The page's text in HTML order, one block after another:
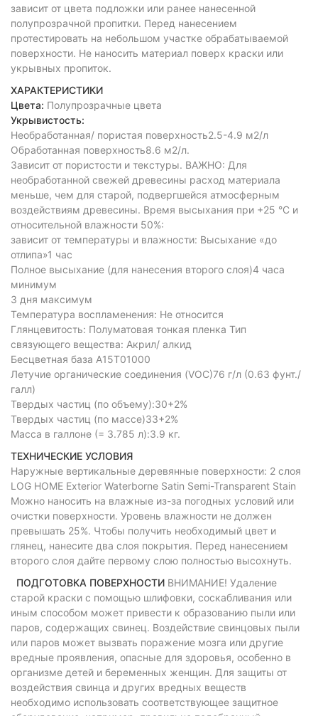
зависит от цвета подложки или ранее нанесенной
полупрозрачной пропитки. Перед нанесением
протестировать на небольшом участке обрабатываемой
поверхности. Не наносить материал поверх краски или
укрывных пропиток.
ХАРАКТЕРИСТИКИ
Цвета: Полупрозрачные цвета
Укрывистость:
Необработанная/ пористая поверхность2.5-4.9 м2/л
Обработанная поверхность8.6 м2/л.
Зависит от пористости и текстуры. ВАЖНО: Для
необработанной свежей древесины расход материала
меньше, чем для старой, подвергшейся атмосферным
воздействиям древесины. Время высыхания при +25 °C и
относительной влажности 50%:
зависит от температуры и влажности: Высыхание «до
отлипа»1 час
Полное высыхание (для нанесения второго слоя)4 часа
минимум
3 дня максимум
Температура воспламенения: Не относится
Глянцевитость: Полуматовая тонкая пленка Тип
связующего вещества: Акрил/ алкид
Бесцветная база А15Т01000
Летучие органические соединения (VOC)76 г/л (0.63 фунт./
галл)
Твердых частиц (по объему):30+2%
Твердых частиц (по массе)33+2%
Масса в галлоне (= 3.785 л):3.9 кг.
ТЕХНИЧЕСКИЕ УСЛОВИЯ
Наружные вертикальные деревянные поверхности: 2 слоя
LOG HOME Exterior Waterborne Satin Semi-Transparent Stain
Можно наносить на влажные из-за погодных условий или
очистки поверхности. Уровень влажности не должен
превышать 25%. Чтобы получить необходимый цвет и
глянец, нанесите два слоя покрытия. Перед нанесением
второго слоя дайте первому слою полностью высохнуть.
ПОДГОТОВКА ПОВЕРХНОСТИ ВНИМАНИЕ! Удаление
старой краски с помощью шлифовки, соскабливания или
иным способом может привести к образованию пыли или
паров, содержащих свинец. Воздействие свинцовых пыли
или паров может вызвать поражение мозга или другие
вредные проявления, опасные для здоровья, особенно в
организме детей и беременных женщин. Для защиты от
воздействия свинца и других вредных веществ
необходимо использовать соответствующее защитное